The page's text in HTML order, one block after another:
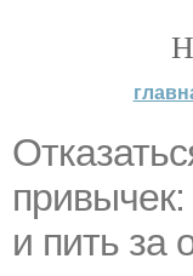
привычек:
и пить за